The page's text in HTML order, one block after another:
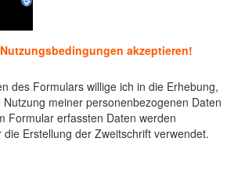
akzeptieren!
des Formulars willige ich in die Erhebung,
meiner personenbezogenen Daten
Formular erfassten Daten werden
Erstellung der Zweitschrift verwendet.